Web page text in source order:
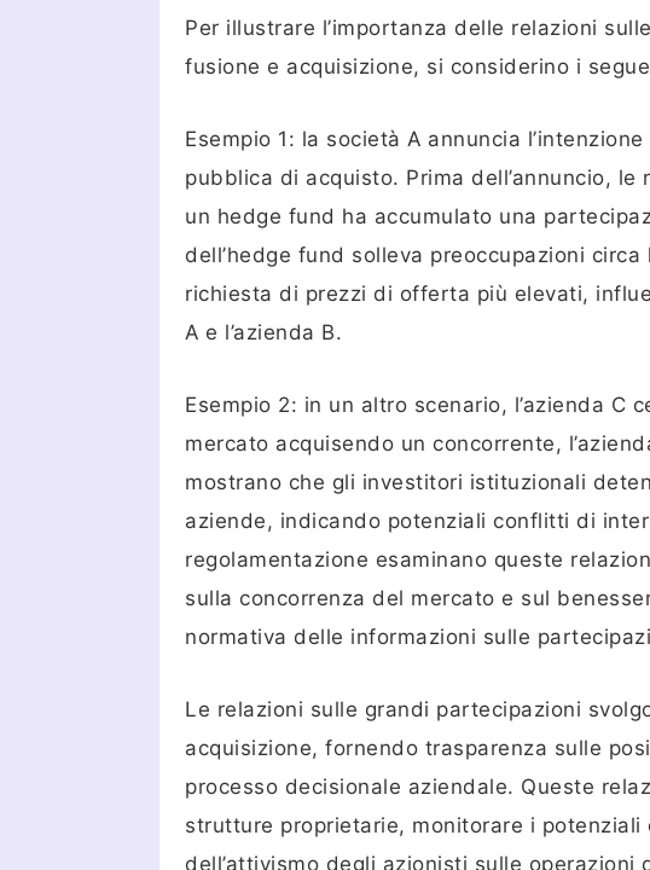
Per illustrare l’importanza delle relazioni
fusione e acquisizione, si considerino i
Esempio 1: la società A annuncia
pubblica di acquisto. Prima dell’annuncio,
un hedge fund ha accumulato una
dell’hedge fund solleva preoccupazioni
richiesta di prezzi di offerta più elevati,
A e l’azienda B.
Esempio 2: in un altro scenario, l’azienda C
mercato acquisendo un concorrente,
mostrano che gli investitori istituzionali
aziende, indicando potenziali conflitti di
regolamentazione esaminano queste
sulla concorrenza del mercato e sul
normativa delle informazioni sulle
Le relazioni sulle grandi partecipazioni
acquisizione, fornendo trasparenza sulle
processo decisionale aziendale. Queste
strutture proprietarie, monitorare i
dell’attivismo degli azionisti sulle